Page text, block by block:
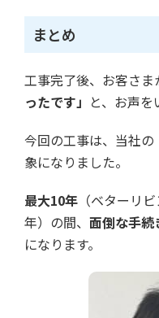
まとめ
工事完了後、お客さま
ったです」 と、お声を
今回の工事は、当社の
象になりました。
最大10年 （ベターリ
年）の間、 面倒な手続
になります。